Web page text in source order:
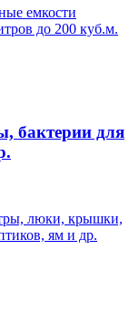
емкости
до 200 куб.м.
бактерии для
люки, крышки,
ям и др.